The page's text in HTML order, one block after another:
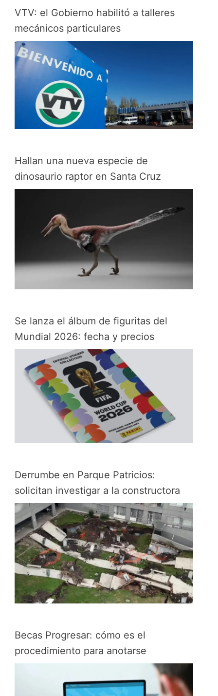
VTV: el Gobierno habilitó a talleres
mecánicos particulares
Hallan una nueva especie de
dinosaurio raptor en Santa Cruz
Se lanza el álbum de figuritas del
Mundial 2026: fecha y precios
Derrumbe en Parque Patricios:
solicitan investigar a la constructora
Becas Progresar: cómo es el
procedimiento para anotarse